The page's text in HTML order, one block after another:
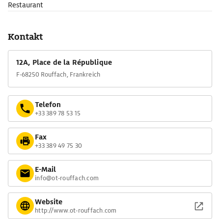
Restaurant
Kontakt
12A, Place de la République
F-68250 Rouffach, Frankreich
Telefon
+33 389 78 53 15
Fax
+33 389 49 75 30
E-Mail
info@ot-rouffach.com
Website
http://www.ot-rouffach.com